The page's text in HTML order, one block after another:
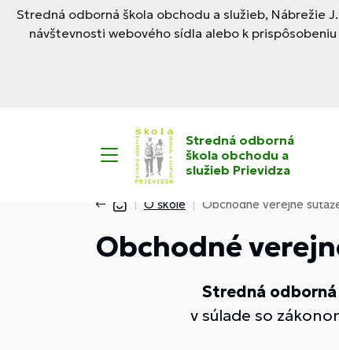
Stredná odborná škola obchodu a služieb, Nábrežie
návštevnosti webového sídla alebo k
Stredná odborná
škola obchodu a
služieb Prievidza
O škole Obchodné verejné
Obchodné
Stredná odborná
v súlade so